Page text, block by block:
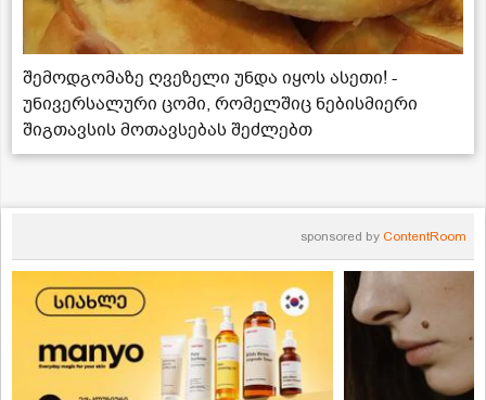
შემოდგომაზე ღვეზელი უნდა იყოს ასეთი! -
უნივერსალური ცომი, რომელშიც ნებისმიერი
შიგთავსის მოთავსებას შეძლებთ
sponsored by ContentRoom